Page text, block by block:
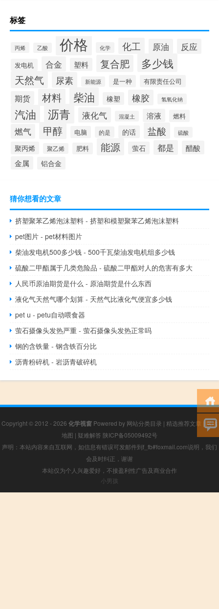
标签
丙烯 乙酸 价格 化学 化工 原油 反应
发电机 合金 塑料 复合肥 多少钱
天然气 尿素 新能源 是一种 有限责任公司
期货 材料 柴油 橡塑 橡胶 氢氧化钠
汽油 沥青 液化气 混凝土 溶液 燃料
燃气 甲醇 电脑 的是 的话 盐酸 硫酸
聚丙烯 聚乙烯 肥料 能源 萤石 都是 醋酸
金属 铝合金
猜你想看的文章
挤塑聚苯乙烯泡沫塑料 - 挤塑和模塑聚苯乙烯泡沫塑料
pet图片 - pet材料图片
柴油发电机500多少钱 - 500千瓦柴油发电机组多少钱
硫酸二甲酯属于几类危险品 - 硫酸二甲酯对人的危害有多大
人民币原油期货是什么 - 原油期货是什么东西
液化气天然气哪个划算 - 天然气比液化气便宜多少钱
pet u - petu自动喂食器
萤石摄像头发热严重 - 萤石摄像头发热正常吗
钢的含铁量 - 钢含铁百分比
沥青粉碎机 - 岩沥青破碎机
Copyright © 2012 - 2026 化学视窗 Powered by 网站分类目录 | 精选推荐文章 |网站
地图 | 疑难解答 陕ICP备05009492号
声明：本站内容来自互联网，如信息有错误可发邮件到f_fb#foxmail.com说明，我们
会及时纠正，谢谢
本站仅为个人兴趣爱好，不接盈利性广告及商业合作
小男孩